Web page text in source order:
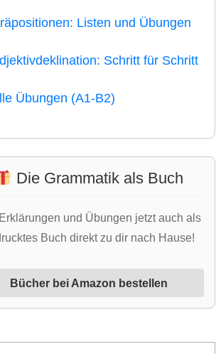
Listen und Übungen
Schritt für Schritt
Übungen (A1-B2)
Die Grammatik als Buch
und Übungen jetzt auch als
Buch direkt zu dir nach Hause!
Bücher bei Amazon bestellen